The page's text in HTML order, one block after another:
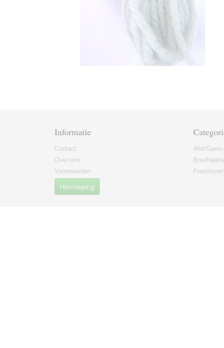
Informatie
Contact
Over ons
Voorwaarden
Herroeping
Wol/Garen
Brei/
Fournituren